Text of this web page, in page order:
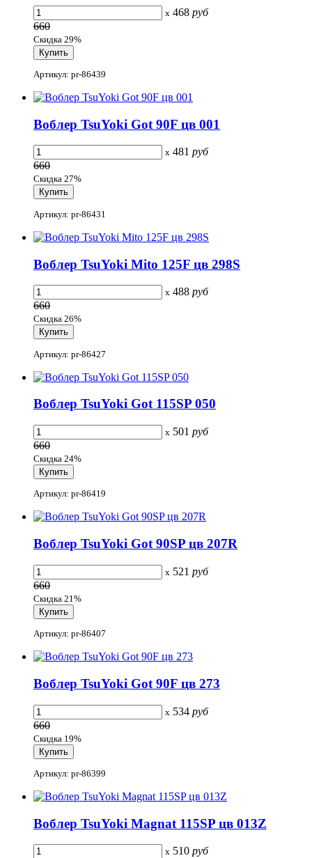
x 468 руб
660
Скидка 29%
Артикул: pr-86439
Воблер TsuYoki Got 90F цв 001
x 481 руб
660
Скидка 27%
Артикул: pr-86431
Воблер TsuYoki Mito 125F цв 298S
x 488 руб
660
Скидка 26%
Артикул: pr-86427
Воблер TsuYoki Got 115SP 050
x 501 руб
660
Скидка 24%
Артикул: pr-86419
Воблер TsuYoki Got 90SP цв 207R
x 521 руб
660
Скидка 21%
Артикул: pr-86407
Воблер TsuYoki Got 90F цв 273
x 534 руб
660
Скидка 19%
Артикул: pr-86399
Воблер TsuYoki Magnat 115SP цв 013Z
x 510 руб